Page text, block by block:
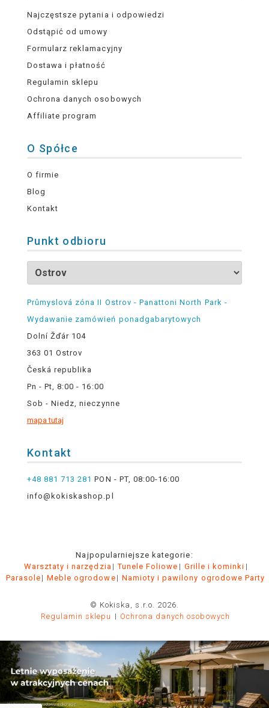
Najczęstsze pytania i odpowiedzi
Odstąpić od umowy
Formularz reklamacyjny
Dostawa i płatność
Regulamin sklepu
Ochrona danych osobowych
Affiliate program
O Spółce
O firmie
Blog
Kontakt
Punkt odbioru
Průmyslová zóna II Ostrov - Panattoni North Park -
Wydawanie zamówień ponadgabarytowych
Dolní Žďár 104
363 01 Ostrov
Česká republika
Pn - Pt, 8:00 - 16:00
Sob - Niedz, nieczynne
mapa tutaj
Kontakt
+48 881 713 281 PON - PT, 08:00-16:00
info@kokiskashop.pl
Najpopularniejsze kategorie:
Warsztaty i narzędzia
Tunele Foliowe
Grille i kominki
Parasole
Meble ogrodowe Namioty i pawilony ogrodowe Party
© Kokiska, s.r.o. 2026.
Regulamin sklepu
Ochrona danych osobowych